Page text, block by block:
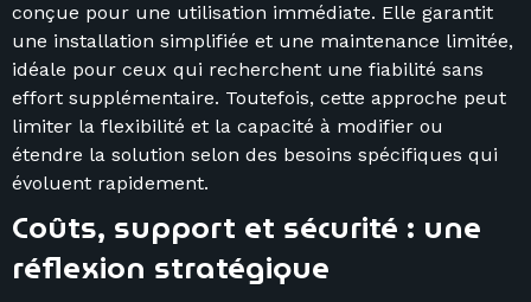
conçue pour une utilisation immédiate. Elle garantit
une installation simplifiée et une maintenance limitée,
idéale pour ceux qui recherchent une fiabilité sans
effort supplémentaire. Toutefois, cette approche peut
limiter la flexibilité et la capacité à modifier ou
étendre la solution selon des besoins spécifiques qui
évoluent rapidement.
Coûts, support et sécurité : une
réflexion stratégique